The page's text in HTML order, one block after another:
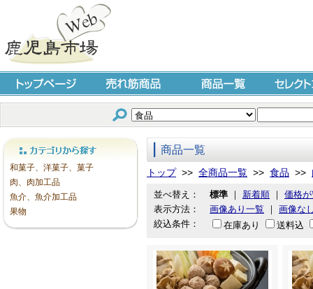
トップページ 売れ筋商品 商品一覧 セレクト
カテゴリから探す
和菓子、洋菓子、菓子
肉、肉加工品
魚介、魚介加工品
果物
商品一覧
トップ>> 全商品一覧 >> 食品 >>
並べ替え： 標準 ｜ 新着順 ｜ 価格
表示方法：
画像あり一覧 ｜ 画像な
絞込条件：
在庫あり 送料込